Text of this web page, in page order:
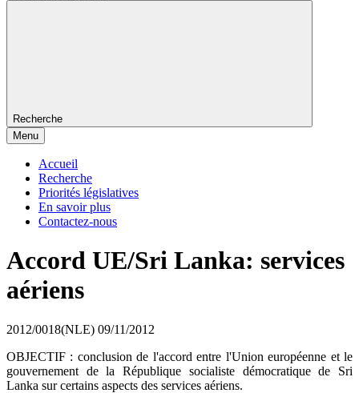
Recherche
Menu
Accueil
Recherche
Priorités législatives
En savoir plus
Contactez-nous
Accord UE/Sri Lanka: services
aériens
2012/0018(NLE) 09/11/2012
OBJECTIF : conclusion de l'accord entre l'Union européenne et le
gouvernement de la République socialiste démocratique de Sri
Lanka sur certains aspects des services aériens.